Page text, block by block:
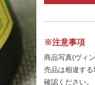
※注意事項
商品写真(ヴィ
売品は相違す
確認ください。